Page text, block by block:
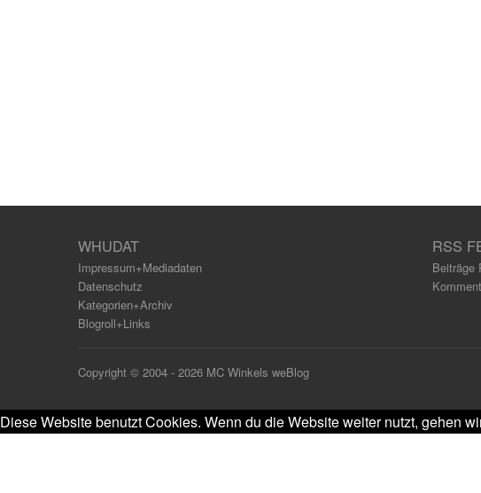
WHUDAT
Impressum+Mediadaten
Datenschutz
Kategorien+Archiv
Blogroll+Links
RSS
Beiträge
Copyright © 2004 - 2026 MC Winkels weBlog
Diese Website benutzt Cookies. Wenn du die Website weiter nutzt, gehen